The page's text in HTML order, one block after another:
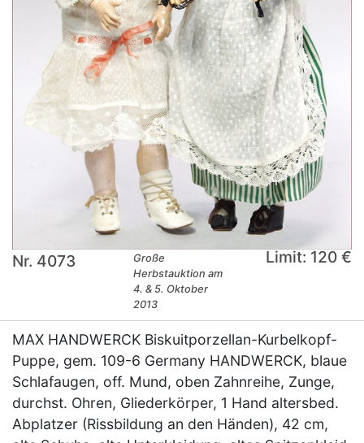
Nr. 4073
Große
Herbstauktion am
4. & 5. Oktober
2013
Limit: 120 €
MAX HANDWERCK Biskuitporzellan-Kurbelkopf-
Puppe, gem. 109-6 Germany HANDWERCK, blaue
Schlafaugen, off. Mund, oben Zahnreihe, Zunge,
durchst. Ohren, Gliederkörper, 1 Hand altersbed.
Abplatzer (Rissbildung an den Händen), 42 cm,